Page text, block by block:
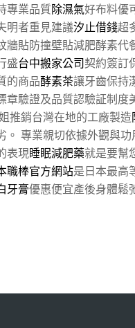
專業品質除濕氣好布料優
明者重見建議汐止借錢超
牆貼防撞壁貼減肥酵素代
盛台中搬家公司契約簽訂
的商品酵素茶讓牙齒保持
章驗證及品質認驗証制
推銷台灣在地的工廠製造
。 專業親切依據外觀與
表現睡眠減肥藥就是要幫
職棒官方網站是日本最高
牙膏優惠便宜產後身體鬆